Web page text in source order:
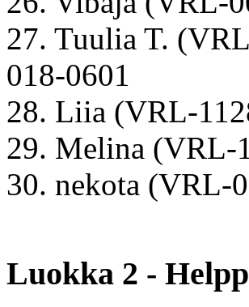
27. Tuulia T.
018-0601
28. Liia (VRL-
29. Melina (VRL-
30. nekota (VRL-
Luokka 2 -